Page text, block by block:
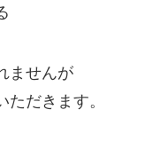
ませんが
だきます。